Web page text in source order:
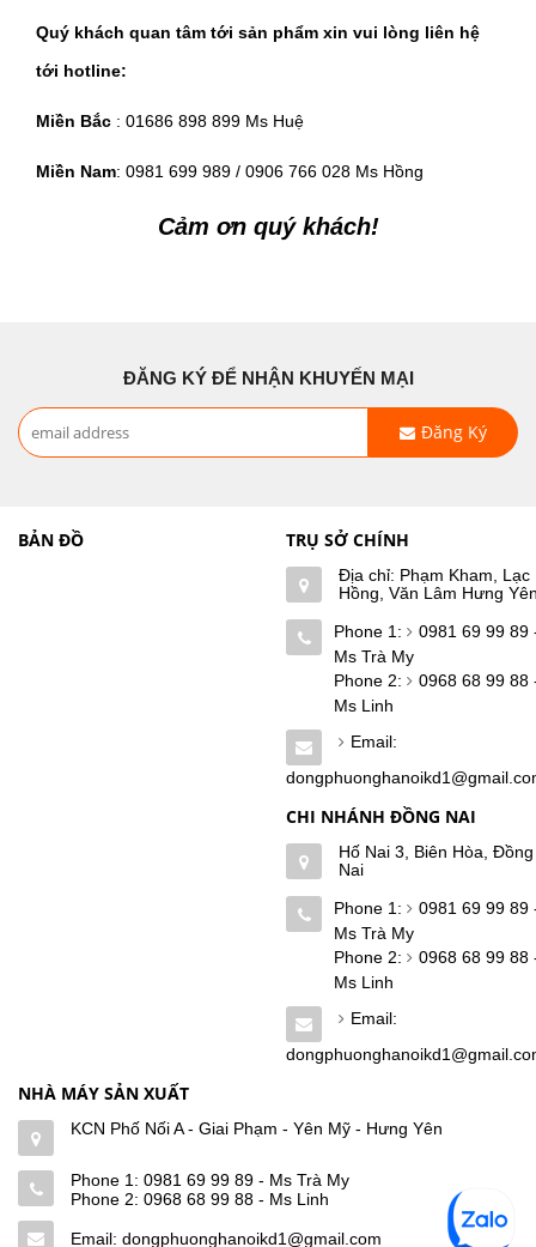
Quý khách quan tâm tới sản phẩm xin vui lòng liên hệ
tới hotline:
Miền Bắc : 01686 898 899 Ms Huệ
Miền Nam: 0981 699 989 / 0906 766 028 Ms Hồng
Cảm ơn quý khách!
ĐĂNG KÝ ĐỂ NHẬN KHUYẾN MẠI
Đăng Ký
BẢN ĐỒ TRỤ SỞ CHÍNH
Địa chỉ: Phạm Kham, Lạc
Hồng, Văn Lâm Hưng
Phone 1:
0981 69 99 89
Ms Trà My
Phone 2:
0968 68 99 88
Ms Linh
Email:
CHI NHÁNH ĐỒNG NAI
Hố Nai 3, Biên Hòa, Đồng
Nai
Phone 1:
0981 69 99 89
Ms Trà My
Phone 2:
0968 68 99 88
Ms Linh
Email:
NHÀ MÁY SẢN XUẤT
KCN Phố Nối A - Giai Phạm - Yên Mỹ - Hưng Yên
Phone 1: 0981 69 99 89 - Ms Trà My
Phone 2: 0968 68 99 88 - Ms Linh
Email: dongphuonghanoikd1@gmail.com